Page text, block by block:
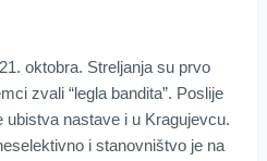
oktobra. Streljanja su prvo
zvali “legla bandita”. Poslije
ubistva nastave i u Kragujevcu.
i stanovništvo je na